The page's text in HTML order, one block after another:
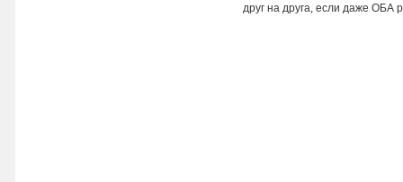
друг на друга, если даже ОБА